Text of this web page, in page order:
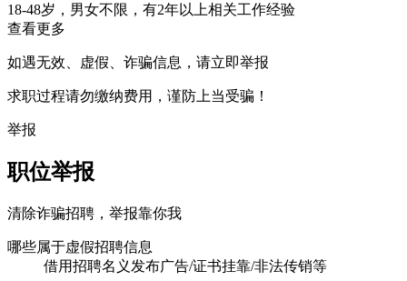
18-48岁，男女不限，有2年以上相关工作经验
查看更多
如遇无效、虚假、诈骗信息，请立即举报
求职过程请勿缴纳费用，谨防上当受骗！
举报
职位举报
清除诈骗招聘，举报靠你我
哪些属于虚假招聘信息
借用招聘名义发布广告/证书挂靠/非法传销等